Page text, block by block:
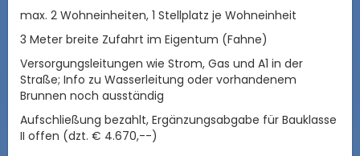
max. 2 Wohneinheiten, 1 Stellplatz je Wohneinheit
3 Meter breite Zufahrt im Eigentum (Fahne)
Versorgungsleitungen wie Strom, Gas und A1 in der
Straße; Info zu Wasserleitung oder vorhandenem
Brunnen noch ausständig
Aufschließung bezahlt, Ergänzungsabgabe für Bauklasse
II offen (dzt. € 4.670,--)